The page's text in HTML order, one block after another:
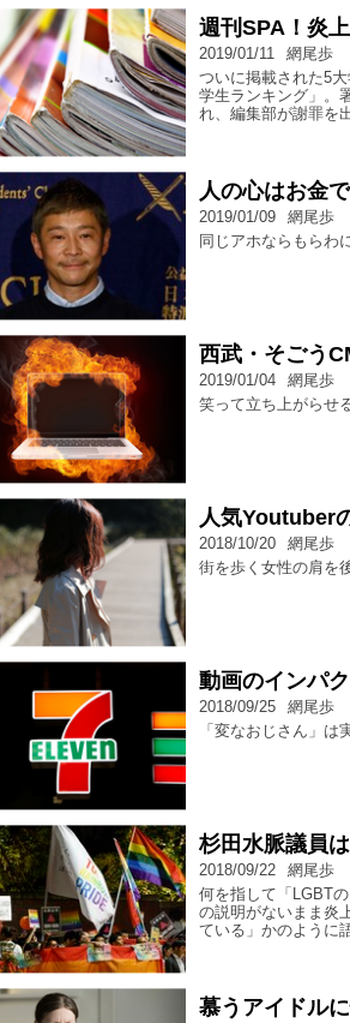
週刊SPA！炎
2019/01/11
網尾歩
ついに掲載された5
学生ランキング」。
れ、編集部が謝罪を
人の心はお金
2019/01/09
網尾歩
同じアホならもらわ
西武・そごう
2019/01/04
網尾歩
笑って立ち上がらせ
人気Youtuber
2018/10/20
網尾歩
街を歩く女性の肩を
動画のインパ
2018/09/25
網尾歩
「変なおじさん」は
杉田水脈議員
2018/09/22
網尾歩
何を指して「LGBT
の説明がないまま炎
ている」かのように
慕うアイドル